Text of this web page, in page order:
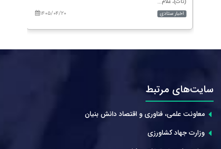
(تات)، غلام...
۱۴۰۵/۰۴/۲۰
اخبار ستادی
سایت‌های مرتبط
معاونت علمی، فناوری و اقتصاد دانش بنیان
وزارت جهاد کشاورزی